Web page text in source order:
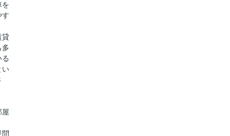
を
す
貸
多
い
屋